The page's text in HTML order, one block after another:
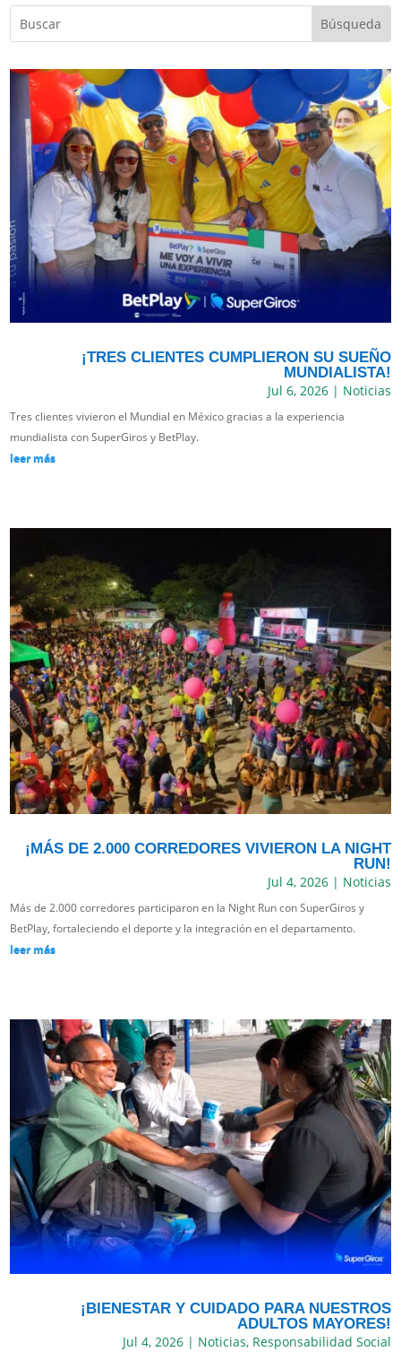
¡TRES CLIENTES CUMPLIERON SU SUEÑO
MUNDIALISTA!
Jul 6, 2026| Noticias
Tres clientes vivieron el Mundial en México gracias a la experiencia
mundialista con SuperGiros y BetPlay.
leer más
¡MÁS DE 2.000 CORREDORES VIVIERON LA NIGHT
RUN!
Jul 4, 2026| Noticias
Más de 2.000 corredores participaron en la Night Run con SuperGiros y
BetPlay, fortaleciendo el deporte y la integración en el departamento.
leer más
¡BIENESTAR Y CUIDADO PARA NUESTROS
ADULTOS MAYORES!
Jul 4, 2026| Noticias, Responsabilidad Social